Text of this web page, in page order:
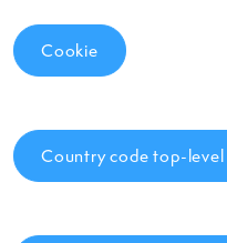
Cookie
Country code top-level